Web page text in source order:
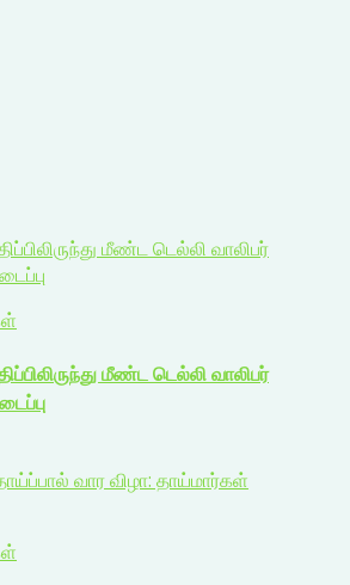
மீண்ட டெல்லி வாலிபர்
மீண்ட டெல்லி வாலிபர்
வார விழா: தாய்மார்கள்